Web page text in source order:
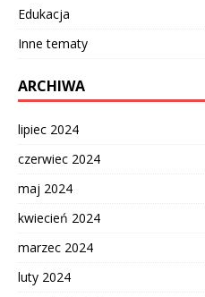
Edukacja
Inne tematy
ARCHIWA
lipiec 2024
czerwiec 2024
maj 2024
kwiecień 2024
marzec 2024
luty 2024